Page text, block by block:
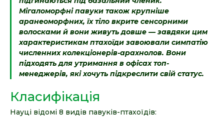
Мігаломорфні павуки також крупніше
аранеоморфних, їх тіло вкрите сенсорними
волосками й вони живуть довше — завдяки цим
характеристикам птахоїди завоювали симпатію
численних колекціонерів-арахнолов. Вони
підходять для утримання в офісах топ-
менеджерів, які хочуть підкреслити свій статус.
Класифікація
Науці відомі 8 видів павуків-птахоїдів: